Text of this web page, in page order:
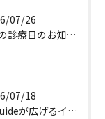
07/26
【8月の診療日のお知らせ】
07/18
【X-Guideが広げるインプラント治療の可能性】